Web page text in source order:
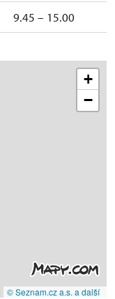
9.45 – 15.00
+
−
© Seznam.cz a.s. a další